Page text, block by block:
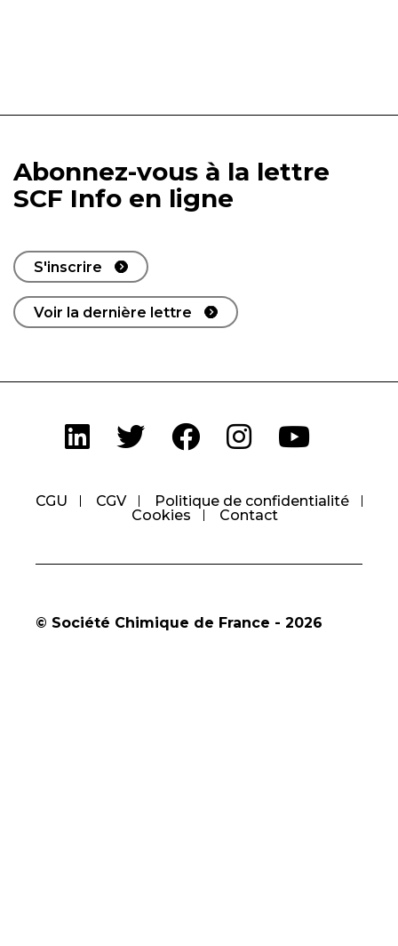
Abonnez-vous à la lettre
SCF Info en ligne
S'inscrire
Voir la dernière lettre
CGU CGV
Politique de confidentialité
Cookies
Contact
© Société Chimique de France - 2026